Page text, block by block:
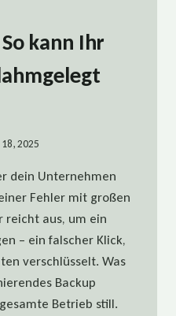
kann Ihr
2025
dein Unternehmen
Fehler mit großen
reicht aus, um ein
– ein falscher Klick,
verschlüsselt. Was
Backup
Betrieb still.